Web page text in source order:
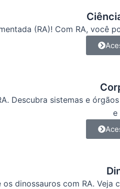
(RA)! Com RA, você
Descubra sistemas e
e
dinossauros com RA.